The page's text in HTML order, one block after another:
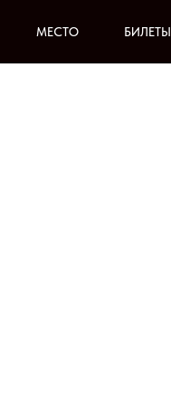
МЕСТО БИЛЕТЫ